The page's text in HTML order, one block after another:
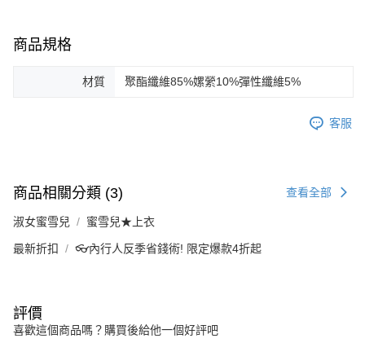
商品規格
材質 聚酯纖維85%嫘縈10%彈性纖維5%
客服
商品相關分類 (3) 查看全部
淑女蜜雪兒 蜜雪兒★上衣
最新折扣 👓內行人反季省錢術! 限定爆款4折起
評價
喜歡這個商品嗎？購買後給他一個好評吧